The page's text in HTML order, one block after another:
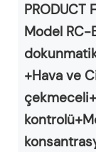
PRODUCT
Model RC-
+Hava ve